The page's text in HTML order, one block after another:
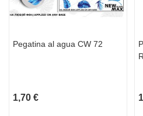
Pegatina al agua CW 72
1,70 €